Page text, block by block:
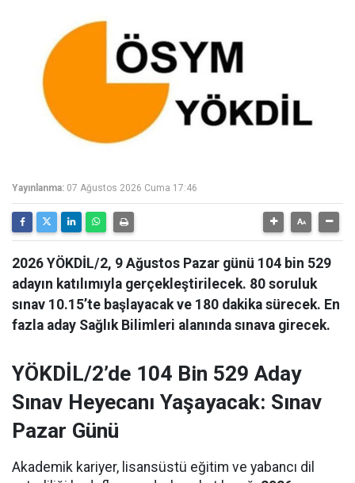
Yayınlanma: 07 Ağustos 2026 Cuma 17:46
2026 YÖKDİL/2, 9 Ağustos Pazar günü 104 bin 529
adayın katılımıyla gerçekleştirilecek. 80 soruluk
sınav 10.15’te başlayacak ve 180 dakika sürecek. En
fazla aday Sağlık Bilimleri alanında sınava girecek.
YÖKDİL/2’de 104 Bin 529 Aday
Sınav Heyecanı Yaşayacak: Sınav
Pazar Günü
Akademik kariyer, lisansüstü eğitim ve yabancı dil